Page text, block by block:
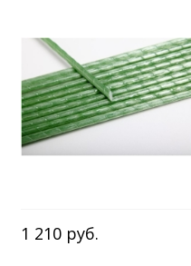
1 210 руб.